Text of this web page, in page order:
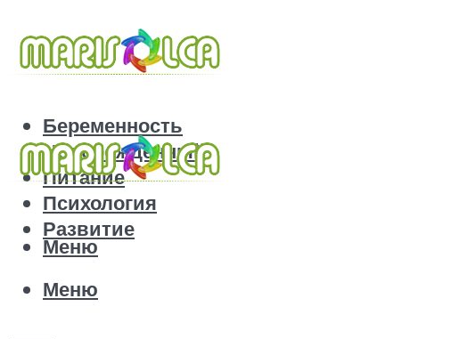
Беременность
Новорожденный
Питание
Психология
Развитие
Меню
Меню